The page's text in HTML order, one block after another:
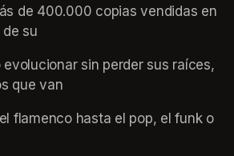
de 400.000 copias vendidas en
de su
sin perder sus raíces,
que van
flamenco hasta el pop, el funk o